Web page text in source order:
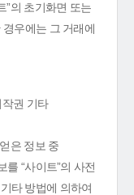
”의 초기화면 또는
우에는 그 거래에
권 기타
은 정보 중
를 “사이트”의 사전
타 방법에 의하여